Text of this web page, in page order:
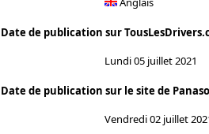
Date de publication sur
Lundi 05 juillet 2021
Date de publication sur le site de
Vendredi 02 juillet